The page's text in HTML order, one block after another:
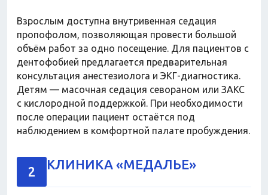
Взрослым доступна внутривенная седация
пропофолом, позволяющая провести большой
объём работ за одно посещение. Для пациентов с
дентофобией предлагается предварительная
консультация анестезиолога и ЭКГ-диагностика.
Детям — масочная седация севораном или ЗАКС
с кислородной поддержкой. При необходимости
после операции пациент остаётся под
наблюдением в комфортной палате пробуждения.
2 КЛИНИКА «МЕДАЛЬЕ»